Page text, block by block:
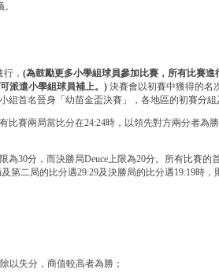
， (為鼓勵更多小學組球員參加比賽，所有比賽
派遣小學組球員補上。) 決賽會以初賽中獲得的名
組首名晉身「幼苗金盃決賽」，各地區的初賽分組
比賽兩局當比分在24:24時，以領先對方兩分者為
為30分，而決勝局Deuce上限為20分。所有比賽的
二局的比分遇29:29及決勝局的比分遇19:19時，
失分，商值較高者為勝；